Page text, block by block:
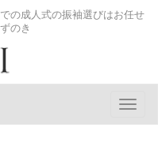
の成人式の振袖選びはお任せ
のき
メ
ニ